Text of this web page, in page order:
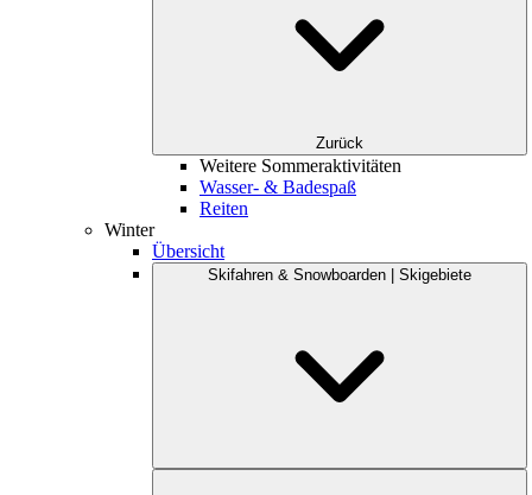
Zurück
Weitere Sommeraktivitäten
Wasser- & Badespaß
Reiten
Winter
Übersicht
Skifahren & Snowboarden | Skigebiete